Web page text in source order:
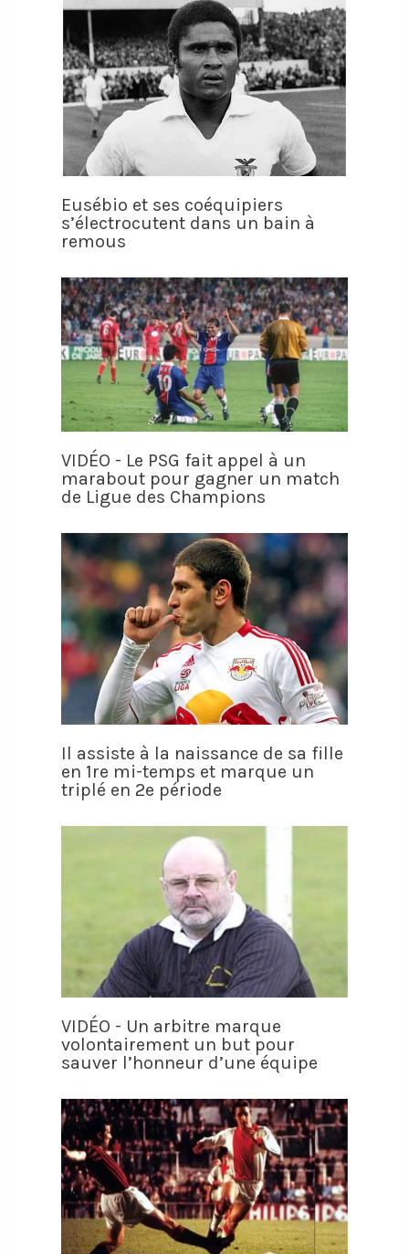
Eusébio et ses coéquipiers
s’électrocutent dans un bain à
remous
VIDÉO - Le PSG fait appel à un
marabout pour gagner un match
de Ligue des Champions
Il assiste à la naissance de sa fille
en 1re mi-temps et marque un
triplé en 2e période
VIDÉO - Un arbitre marque
volontairement un but pour
sauver l’honneur d’une équipe